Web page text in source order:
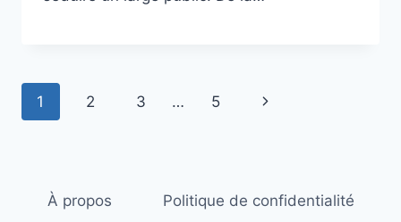
Navigation
1 2 3 … 5
Page
À propos
Politique de confidentialité